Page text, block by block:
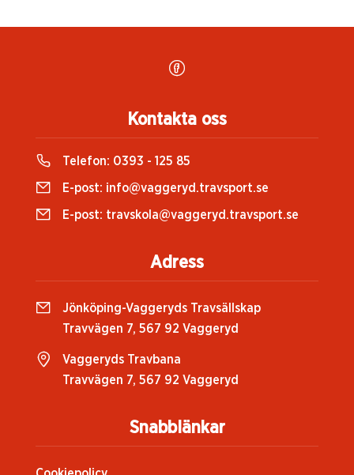
Snabblänkar
Kontakta oss
Telefon: 0393 - 125 85
E-post: info@vaggeryd.travsport.se
E-post: travskola@vaggeryd.travsport.se
Adress
Jönköping-Vaggeryds Travsällskap
Travvägen 7, 567 92 Vaggeryd
Vaggeryds Travbana
Travvägen 7, 567 92 Vaggeryd